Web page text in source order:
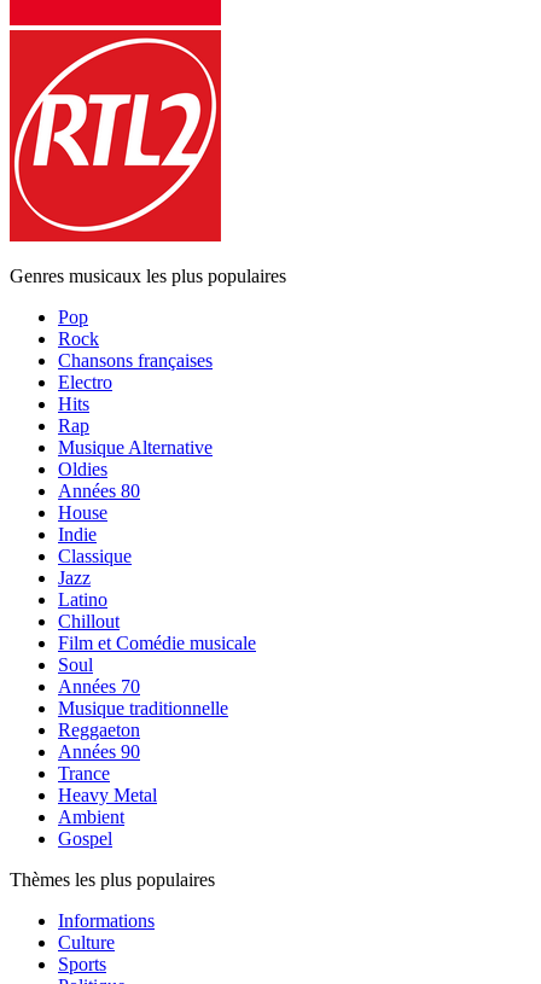
Genres musicaux les plus populaires
Pop
Rock
Chansons françaises
Electro
Hits
Rap
Musique Alternative
Oldies
Années 80
House
Indie
Classique
Jazz
Latino
Chillout
Film et Comédie musicale
Soul
Années 70
Musique traditionnelle
Reggaeton
Années 90
Trance
Heavy Metal
Ambient
Gospel
Thèmes les plus populaires
Informations
Culture
Sports